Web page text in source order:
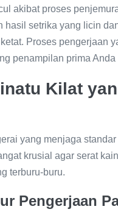
akibat proses
hasil setrika yang licin
Proses pengerjaan
penampilan prima
Kilat
yang menjaga
krusial agar serat
terburu-buru.
Pengerjaan